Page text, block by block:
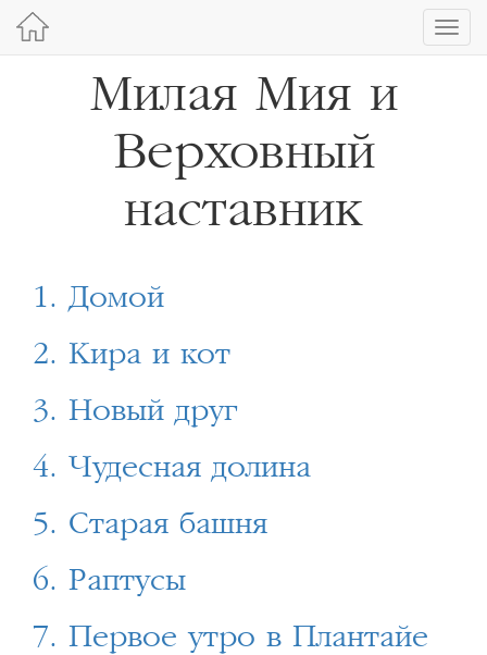
Милая Мия и
Верховный
наставник
1. Домой
2. Кира и кот
3. Новый друг
4. Чудесная долина
5. Старая башня
6. Раптусы
7. Первое утро в Плантайе